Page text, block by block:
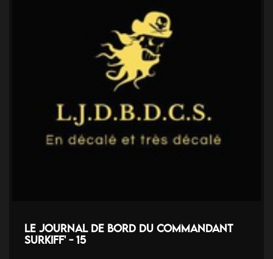
Le Journal de bord du Commandant
Surkiff' - 15